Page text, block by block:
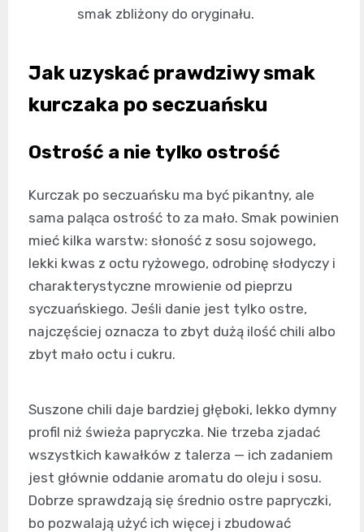
smak zbliżony do oryginału.
Jak uzyskać prawdziwy smak
kurczaka po seczuańsku
Ostrość a nie tylko ostrość
Kurczak po seczuańsku ma być pikantny, ale
sama paląca ostrość to za mało. Smak powinien
mieć kilka warstw: słoność z sosu sojowego,
lekki kwas z octu ryżowego, odrobinę słodyczy i
charakterystyczne mrowienie od pieprzu
syczuańskiego. Jeśli danie jest tylko ostre,
najczęściej oznacza to zbyt dużą ilość chili albo
zbyt mało octu i cukru.
Suszone chili daje bardziej głęboki, lekko dymny
profil niż świeża papryczka. Nie trzeba zjadać
wszystkich kawałków z talerza — ich zadaniem
jest głównie oddanie aromatu do oleju i sosu.
Dobrze sprawdzają się średnio ostre papryczki,
bo pozwalają użyć ich więcej i zbudować